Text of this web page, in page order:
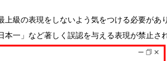
級の表現をしないよう気をつける必要があ
一」など著しく誤認を与える表現が禁止さ